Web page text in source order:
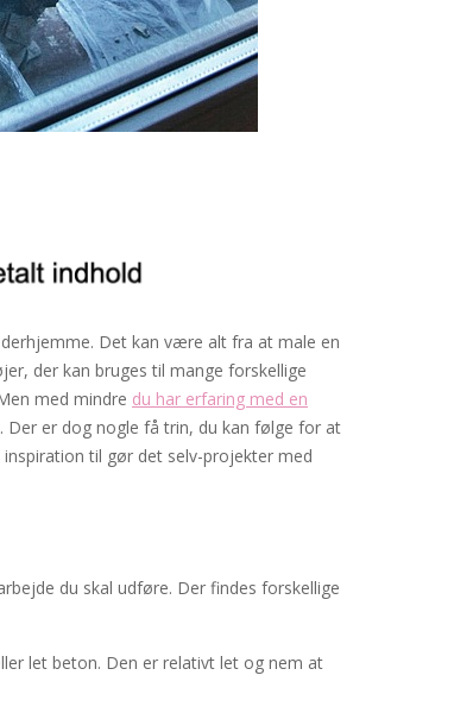
Det kan være alt fra at male en
der kan bruges til mange forskellige
med mindre du har erfaring med en
er dog nogle få trin, du kan følge for at
til gør det selv-projekter med
du skal udføre. Der findes forskellige
let beton. Den er relativt let og nem at